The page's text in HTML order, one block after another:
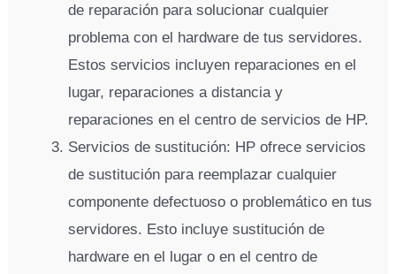
de reparación para solucionar cualquier
problema con el hardware de tus servidores.
Estos servicios incluyen reparaciones en el
lugar, reparaciones a distancia y
reparaciones en el centro de servicios de HP.
Servicios de sustitución: HP ofrece servicios
de sustitución para reemplazar cualquier
componente defectuoso o problemático en tus
servidores. Esto incluye sustitución de
hardware en el lugar o en el centro de